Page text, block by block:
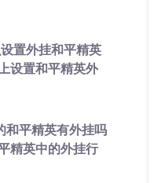
置外挂和平精英
设置和平精英外
和平精英有外挂吗
精英中的外挂行